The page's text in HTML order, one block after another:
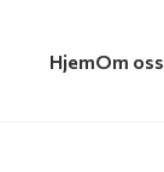
HjemOm oss